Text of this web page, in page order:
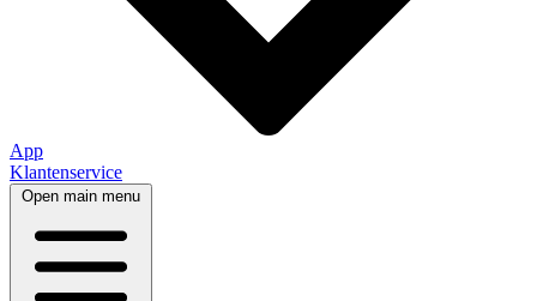
App
Klantenservice
Open main menu